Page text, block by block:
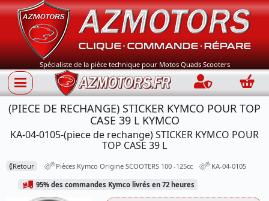
Spécialiste de la pièce technique pour Motos Quads Scooters
Connection
(PIECE DE RECHANGE) STICKER KYMCO POUR TOP
CASE 39 L KYMCO
KA-04-0105-(piece de rechange) STICKER KYMCO POUR
TOP CASE 39 L
⟪Retour Pièces Kymco Origine SCOOTERS 100 -125cc KA-04-0105
95% des commandes Kymco livrés en 72 heures